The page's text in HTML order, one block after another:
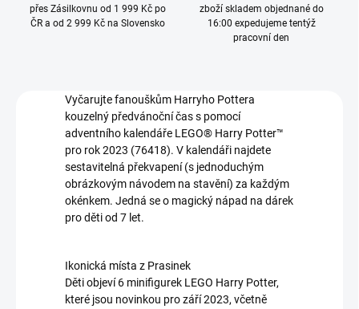
přes Zásilkovnu od 1 999 Kč po
ČR a od 2 999 Kč na Slovensko
zboží skladem objednané do
16:00 expedujeme tentýž
pracovní den
Vyčarujte fanouškům Harryho Pottera
kouzelný předvánoční čas s pomocí
adventního kalendáře LEGO® Harry Potter™
pro rok 2023 (76418). V kalendáři najdete
sestavitelná překvapení (s jednoduchým
obrázkovým návodem na stavění) za každým
okénkem. Jedná se o magický nápad na dárek
pro děti od 7 let.
Ikonická místa z Prasinek
Děti objeví 6 minifigurek LEGO Harry Potter,
které jsou novinkou pro září 2023, včetně